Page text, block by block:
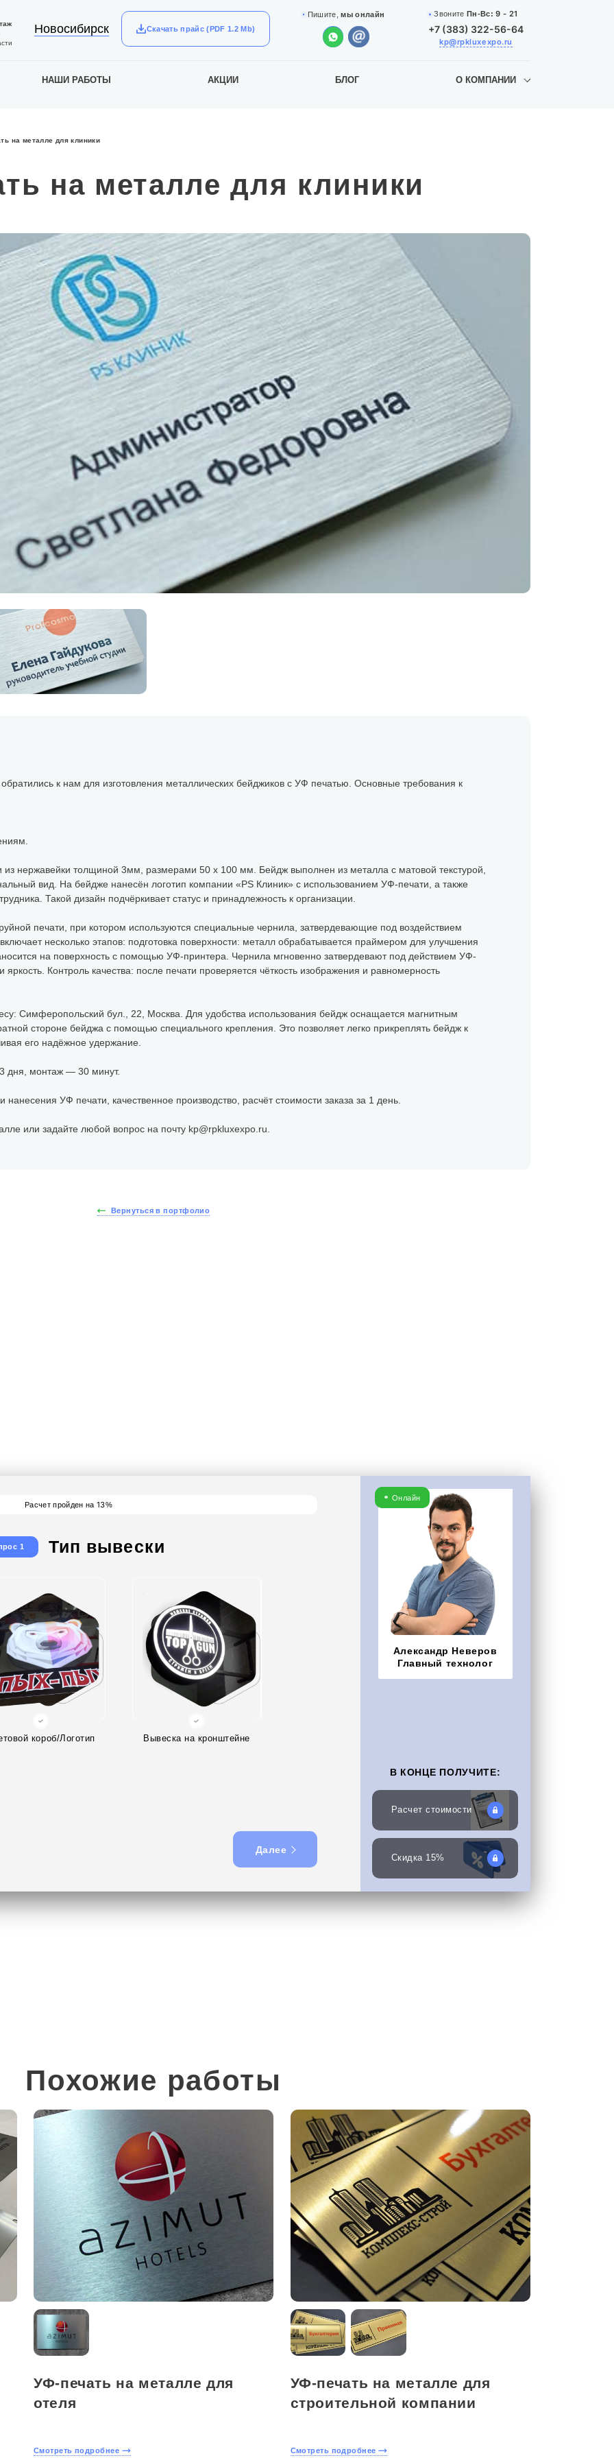
Новосибирск Скачать прайс (PDF 1.2 Mb)
Пишите,мы онлайн Звоните Пн-Вс:9 - 21
+7 (383) 322-56-64
kp@rpkluxexpo.ru
НАШИ РАБОТЫ АКЦИИ БЛОГ О КОМПАНИИ
на металле для клиники
на металле для клиники
к нам для изготовления металлических бейджиков с УФ печатью. Основные требования к
из нержавейки толщиной 3мм, размерами 50 х 100 мм. Бейдж выполнен из металла с матовой текстурой,
вид. На бейдже нанесён логотип компании «РS Клиник» с использованием УФ-печати, а также
Такой дизайн подчёркивает статус и принадлежность к организации.
печати, при котором используются специальные чернила, затвердевающие под воздействием
несколько этапов: подготовка поверхности: металл обрабатывается праймером для улучшения
на поверхность с помощью УФ-принтера. Чернила мгновенно затвердевают под действием УФ-
Контроль качества: после печати проверяется чёткость изображения и равномерность
Симферопольский бул., 22, Москва. Для удобства использования бейдж оснащается магнитным
стороне бейджа с помощью специального крепления. Это позволяет легко прикреплять бейдж к
его надёжное удержание.
дня, монтаж — 30 минут.
нанесения УФ печати, качественное производство, расчёт стоимости заказа за 1 день.
или задайте любой вопрос на почту kp@rpkluxexpo.ru.
Вернуться в портфолио
Расчет пройден на13%
1 Тип вывески
короб/Логотип Вывеска на кронштейне
Далее
Онлайн
Александр Неверов
Главный технолог
В КОНЦЕ ПОЛУЧИТЕ:
Расчет стоимости
Скидка 15%
Похожие работы
УФ-печать на металле для
отеля
Смотреть подробнее
УФ-печать на металле для
строительной компании
Смотреть подробнее